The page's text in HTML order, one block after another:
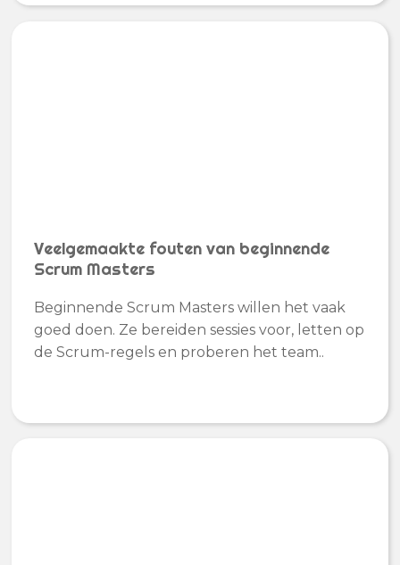
Veelgemaakte fouten van beginnende
Scrum Masters
Beginnende Scrum Masters willen het vaak
goed doen. Ze bereiden sessies voor, letten op
de Scrum-regels en proberen het team..